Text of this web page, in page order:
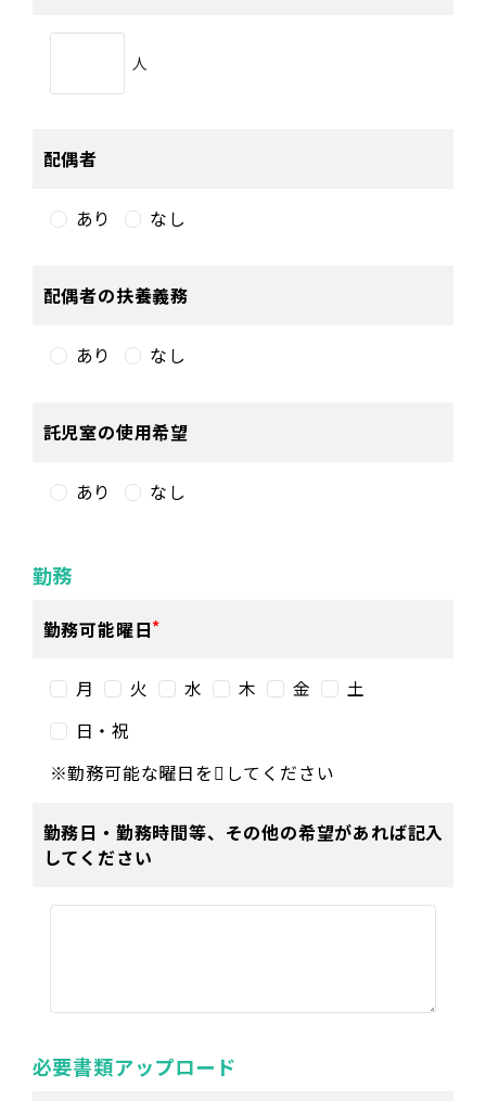
人
配偶者
あり なし
配偶者の扶養義務
あり なし
託児室の使用希望
あり なし
勤務
勤務可能曜日
月 火 水 木 金
土
日・祝
※勤務可能な曜日を
してください
勤務日・勤務時間等、その他の希望があれば記入
してください
必要書類アップロード